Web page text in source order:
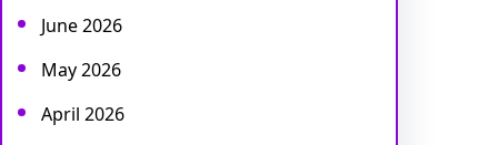
June 2026
May 2026
April 2026